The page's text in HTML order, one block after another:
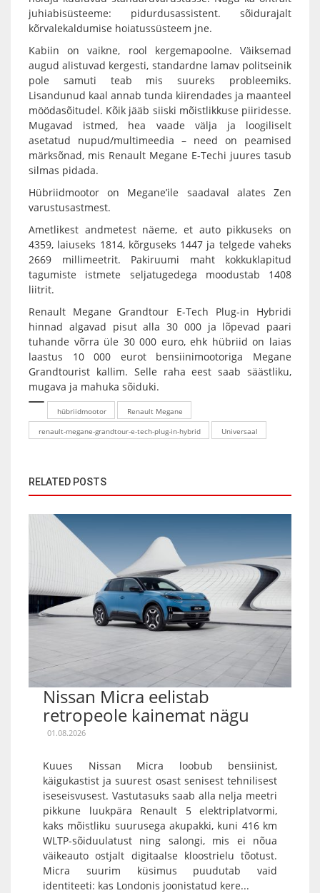
juhiabisüsteeme: pidurdusassistent. sõidurajalt
kõrvalekaldumise hoiatussüsteem jne.
Kabiin on vaikne, rool kergemapoolne. Väiksemad
augud alistuvad kergesti, standardne lamav politseinik
pole samuti teab mis suureks probleemiks.
Lisandunud kaal annab tunda kiirendades ja maanteel
möödasõitudel. Kõik jääb siiski mõistlikkuse piiridesse.
Mugavad istmed, hea vaade välja ja loogiliselt
asetatud nupud/multimeedia – need on peamised
märksõnad, mis Renault Megane E-Techi juures tasub
silmas pidada.
Hübriidmootor on Megane’ile saadaval alates Zen
varustusastmest.
Ametlikest andmetest näeme, et auto pikkuseks on
4359, laiuseks 1814, kõrguseks 1447 ja telgede vaheks
2669 millimeetrit. Pakiruumi maht kokkuklapitud
tagumiste istmete seljatugedega moodustab 1408
liitrit.
Renault Megane Grandtour E-Tech Plug-in Hybridi
hinnad algavad pisut alla 30 000 ja lõpevad paari
tuhande võrra üle 30 000 euro, ehk hübriid on laias
laastus 10 000 eurot bensiinimootoriga Megane
Grandtourist kallim. Selle raha eest saab säästliku,
mugava ja mahuka sõiduki.
hübriidmootor
Renault Megane
renault-megane-grandtour-e-tech-plug-in-hybrid
Universaal
RELATED POSTS
Nissan Micra eelistab
retropeole kainemat nägu
01.08.2026
Kuues Nissan Micra loobub bensiinist,
käigukastist ja suurest osast senisest tehnilisest
iseseisvusest. Vastutasuks saab alla nelja meetri
pikkune luukpära Renault 5 elektriplatvormi,
kaks mõistliku suurusega akupakki, kuni 416 km
WLTP-sõiduulatust ning salongi, mis ei nõua
väikeauto ostjalt digitaalse kloostrielu tõotust.
Micra suurim küsimus puudutab vaid
identiteeti: kas Londonis joonistatud kere...